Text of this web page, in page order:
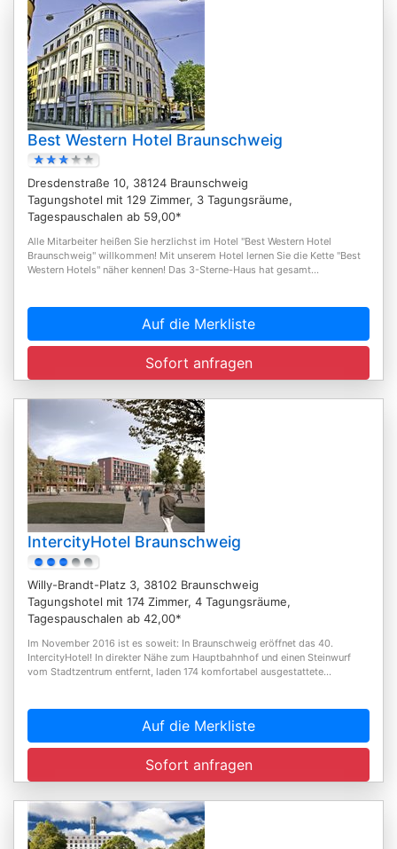
Best Western Hotel Braunschweig
Dresdenstraße 10, 38124 Braunschweig
Tagungshotel mit 129 Zimmer, 3 Tagungsräume,
Tagespauschalen ab 59,00*
Alle Mitarbeiter heißen Sie herzlichst im Hotel "Best Western Hotel
Braunschweig" willkommen! Mit unserem Hotel lernen Sie die Kette "Best
Western Hotels" näher kennen! Das 3-Sterne-Haus hat gesamt...
Auf die Merkliste
Sofort anfragen
IntercityHotel Braunschweig
Willy-Brandt-Platz 3, 38102 Braunschweig
Tagungshotel mit 174 Zimmer, 4 Tagungsräume,
Tagespauschalen ab 42,00*
Im November 2016 ist es soweit: In Braunschweig eröffnet das 40.
IntercityHotel! In direkter Nähe zum Hauptbahnhof und einen Steinwurf
vom Stadtzentrum entfernt, laden 174 komfortabel ausgestattete...
Auf die Merkliste
Sofort anfragen